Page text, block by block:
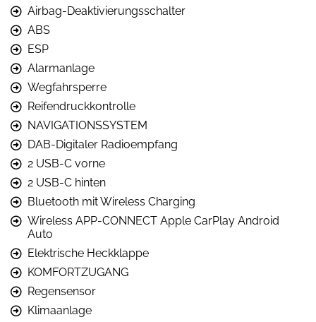
Airbag-Deaktivierungsschalter
ABS
ESP
Alarmanlage
Wegfahrsperre
Reifendruckkontrolle
NAVIGATIONSSYSTEM
DAB-Digitaler Radioempfang
2 USB-C vorne
2 USB-C hinten
Bluetooth mit Wireless Charging
Wireless APP-CONNECT Apple CarPlay Android
Auto
Elektrische Heckklappe
KOMFORTZUGANG
Regensensor
Klimaanlage